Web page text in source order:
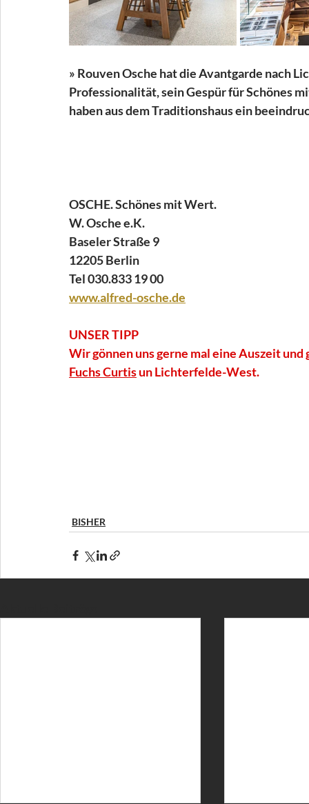
» Rouven Osche hat die Avantgarde nach
Professionalität, sein Gespür für Schönes
haben aus dem Traditionshaus ein
OSCHE. Schönes mit Wert.
W. Osche e.K.
Baseler Straße 9
12205 Berlin
Tel 030.833 19 00
www.alfred-osche.de
UNSER TIPP
Wir gönnen uns gerne mal eine Auszeit
Fuchs Curtis un Lichterfelde-West.
BISHER